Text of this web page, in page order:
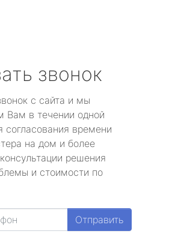
звонок
с сайта и мы
Вам в течении одной
согласования времени
на дом и более
решения
и стоимости по
Отправить